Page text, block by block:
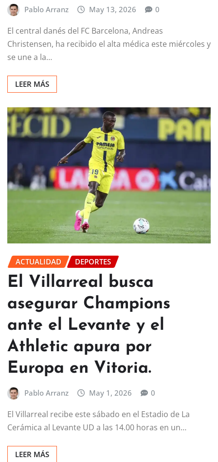
Pablo Arranz May 13, 2026 0
El central danés del FC Barcelona, Andreas
Christensen, ha recibido el alta médica este miércoles y
se une a la…
LEER MÁS
ACTUALIDAD DEPORTES
El Villarreal busca
asegurar Champions
ante el Levante y el
Athletic apura por
Europa en Vitoria.
Pablo Arranz May 1, 2026 0
El Villarreal recibe este sábado en el Estadio de La
Cerámica al Levante UD a las 14.00 horas en un…
LEER MÁS